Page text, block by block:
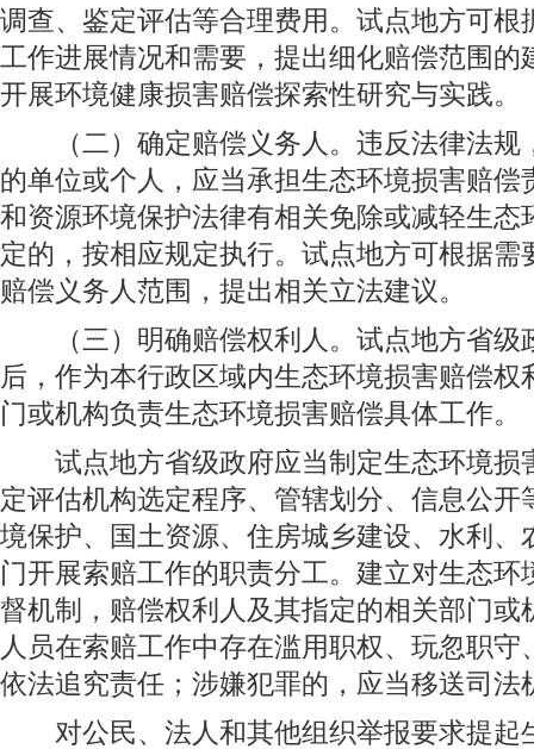
调查、鉴定评估等合理费用。试点地方可根
工作进展情况和需要，提出细化赔偿范围的
开展环境健康损害赔偿探索性研究与实践。
（二）确定赔偿义务人。违反法律法规
的单位或个人，应当承担生态环境损害赔偿
和资源环境保护法律有相关免除或减轻生态
定的，按相应规定执行。试点地方可根据需
赔偿义务人范围，提出相关立法建议。
（三）明确赔偿权利人。试点地方省级
后，作为本行政区域内生态环境损害赔偿权
门或机构负责生态环境损害赔偿具体工作。
试点地方省级政府应当制定生态环境损
定评估机构选定程序、管辖划分、信息公开
境保护、国土资源、住房城乡建设、水利、
门开展索赔工作的职责分工。建立对生态环
督机制，赔偿权利人及其指定的相关部门或
人员在索赔工作中存在滥用职权、玩忽职守
依法追究责任；涉嫌犯罪的，应当移送司法
对公民、法人和其他组织举报要求提起